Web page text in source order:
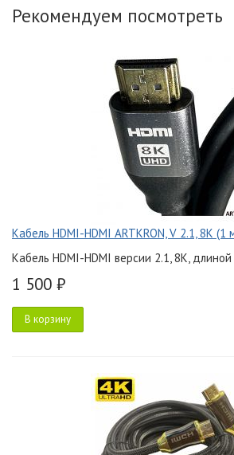
Рекомендуем посмотреть
Кабель HDMI-HDMI ARTKRON, V 2.1, 8K (1
Кабель HDMI-HDMI версии 2.1, 8K,
1 500 ₽
В корзину